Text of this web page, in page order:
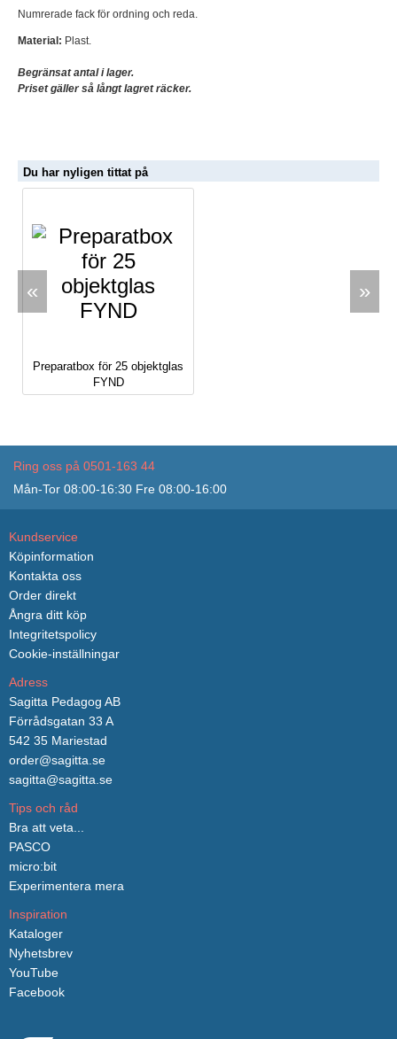
Numrerade fack för ordning och reda.
Material: Plast.
Begränsat antal i lager.
Priset gäller så långt lagret räcker.
Du har nyligen tittat på
«
Preparatbox för 25 objektglas
FYND
»
Ring oss på 0501-163 44
Mån-Tor 08:00-16:30 Fre 08:00-16:00
Kundservice
Köpinformation
Kontakta oss
Order direkt
Ångra ditt köp
Integritetspolicy
Cookie-inställningar
Adress
Sagitta Pedagog AB
Förrådsgatan 33 A
542 35 Mariestad
order@sagitta.se
sagitta@sagitta.se
Tips och råd
Bra att veta...
PASCO
micro:bit
Experimentera mera
Inspiration
Kataloger
Nyhetsbrev
YouTube
Facebook